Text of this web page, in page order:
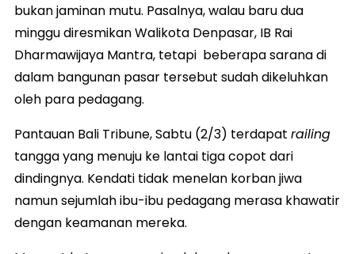
bukan jaminan mutu. Pasalnya, walau baru dua
minggu diresmikan Walikota Denpasar, IB Rai
Dharmawijaya Mantra, tetapi beberapa sarana di
dalam bangunan pasar tersebut sudah dikeluhkan
oleh para pedagang.
Pantauan Bali Tribune, Sabtu (2/3) terdapat railing
tangga yang menuju ke lantai tiga copot dari
dindingnya. Kendati tidak menelan korban jiwa
namun sejumlah ibu-ibu pedagang merasa khawatir
dengan keamanan mereka.